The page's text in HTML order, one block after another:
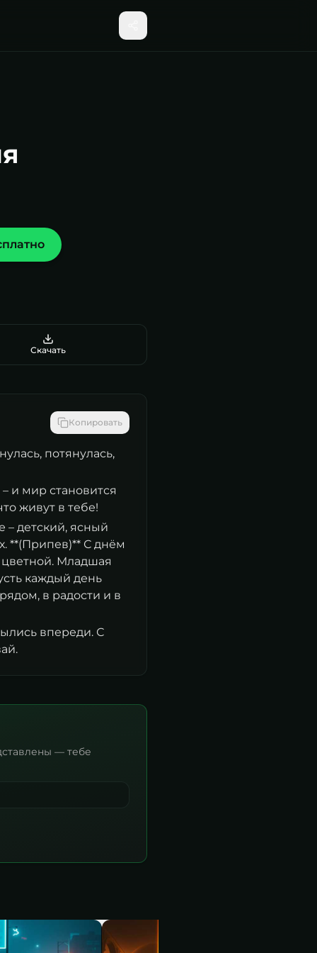
Скачать
Копировать
потянулась,
и мир становится
живут в тебе!
– детский, ясный
**(Припев)** С днём
Младшая
каждый день
в радости и в
впереди. С
— тебе